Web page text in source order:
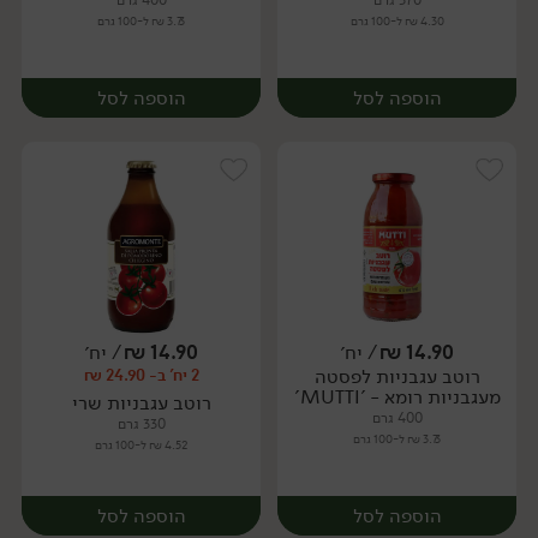
4.30 ₪ ל-100 גרם
הוספה לסל
יח׳
3.73 ₪ ל-100 גרם
הוספה לסל
יח׳
14.90
₪/ יח׳
רוטב עגבניות לפסטה
מעגבניות רומא - 'MUTTI'
400 גרם
3.73 ₪ ל-100 גרם
הוספה לסל
14.90
₪/ יח׳
2 יח' ב- 24.90 ₪
רוטב עגבניות שרי
330 גרם
4.52 ₪ ל-100 גרם
הוספה לסל